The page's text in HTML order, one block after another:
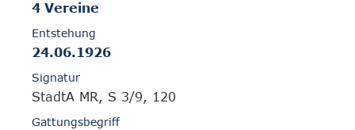
4 Vereine
Entstehung
24.06.1926
Signatur
StadtA MR, S 3/9, 120
Gattungsbegriff